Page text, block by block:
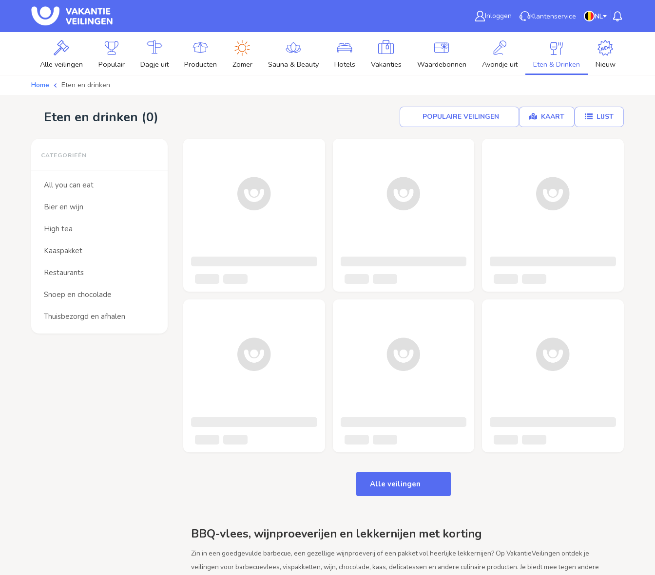
Inloggen Klantenservice NL
Alle veilingen Populair Dagje uit Producten Zomer Sauna & Beauty Hotels Vakanties Waardebonnen Avondje uit Eten & Drinken Nieuw
Home Eten en drinken
Eten en drinken (0) POPULAIRE VEILINGEN KAART LIJST
All you can eat
Bier en wijn
High tea
Kaaspakket
Restaurants
Snoep en chocolade
Thuisbezorgd en afhalen
Alle veilingen
BBQ-vlees, wijnproeverijen en lekkernijen met korting
Zin in een goedgevulde barbecue, een gezellige wijnproeverij of een pakket vol heerlijke lekkernijen? Op VakantieVeilingen ontdek je
veilingen voor barbecuevlees, vispakketten, wijn, chocolade, kaas, delicatessen en andere culinaire producten. Je biedt mee tegen andere